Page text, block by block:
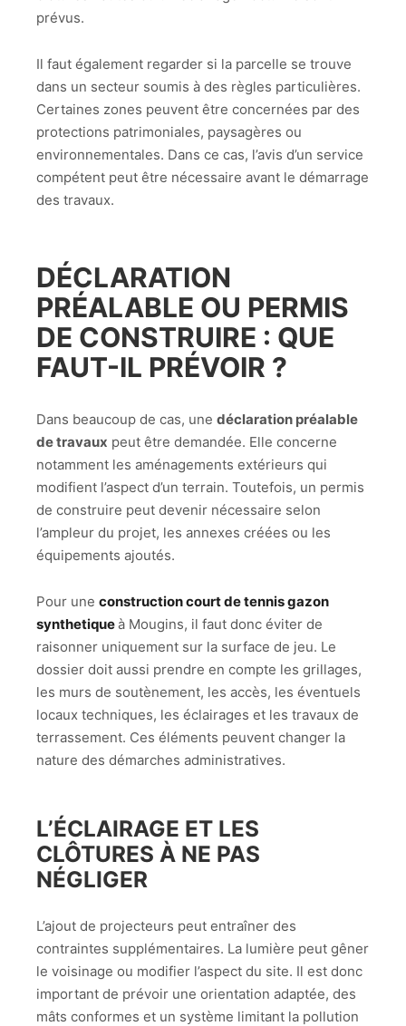
prévus.
Il faut également regarder si la parcelle se trouve
dans un secteur soumis à des règles particulières.
Certaines zones peuvent être concernées par des
protections patrimoniales, paysagères ou
environnementales. Dans ce cas, l’avis d’un service
compétent peut être nécessaire avant le démarrage
des travaux.
DÉCLARATION
PRÉALABLE OU PERMIS
DE CONSTRUIRE : QUE
FAUT-IL PRÉVOIR ?
Dans beaucoup de cas, une déclaration préalable
de travaux peut être demandée. Elle concerne
notamment les aménagements extérieurs qui
modifient l’aspect d’un terrain. Toutefois, un permis
de construire peut devenir nécessaire selon
l’ampleur du projet, les annexes créées ou les
équipements ajoutés.
Pour une construction court de tennis gazon
synthetiqueà Mougins, il faut donc éviter de
raisonner uniquement sur la surface de jeu. Le
dossier doit aussi prendre en compte les grillages,
les murs de soutènement, les accès, les éventuels
locaux techniques, les éclairages et les travaux de
terrassement. Ces éléments peuvent changer la
nature des démarches administratives.
L’ÉCLAIRAGE ET LES
CLÔTURES À NE PAS
NÉGLIGER
L’ajout de projecteurs peut entraîner des
contraintes supplémentaires. La lumière peut gêner
le voisinage ou modifier l’aspect du site. Il est donc
important de prévoir une orientation adaptée, des
mâts conformes et un système limitant la pollution